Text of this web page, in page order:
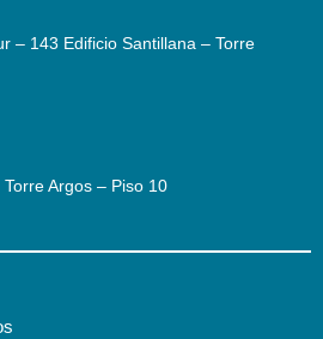
– 143 Edificio Santillana – Torre
Argos – Piso 10